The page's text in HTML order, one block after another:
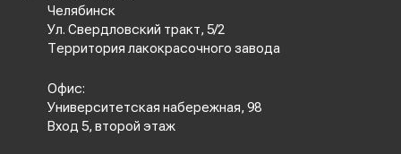
Челябинск
Ул. Свердловский тракт, 5/2
Территория лакокрасочного завода
Офис:
Университетская набережная, 98
Вход 5, второй этаж